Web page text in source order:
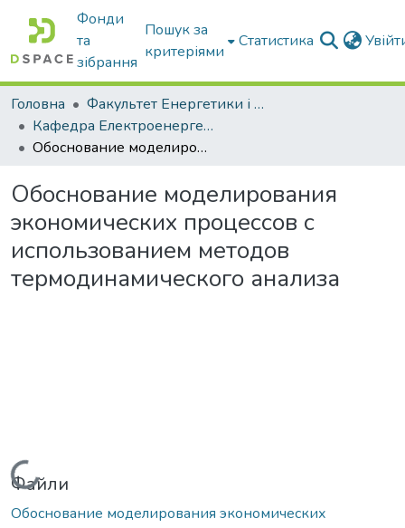
Фонди
та
зібрання
Пошук за
критеріями
Статистика
Головна
Факультет Енергетики і комп'ютерних технологій
Кафедра Електроенергетики і електротехнологій
Обоснование моделирования экономических процессов с использованием методов термодинамического анализа
Обоснование моделирования
экономических процессов с
использованием методов
термодинамического анализа
Вантажиться...
Файли
Обоснование моделирования экономических